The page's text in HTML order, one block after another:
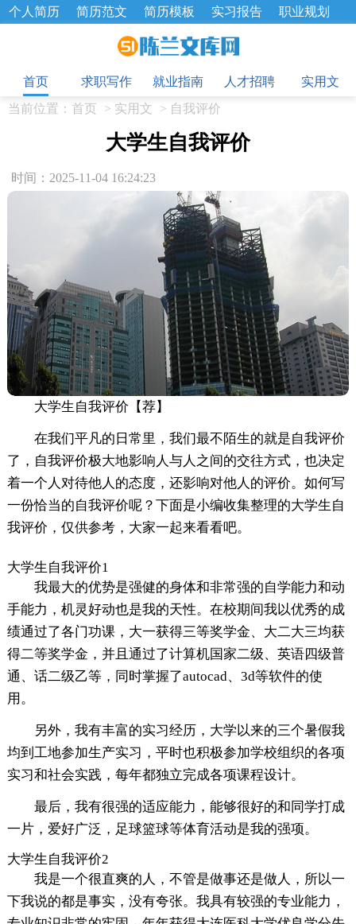
个人简历 简历范文 简历模板 实习报告
职业规划
招聘选拔 绩效考核 企业文化
工作总结
辞职报告
首页
求职写作 就业指南 人才招聘
实用文
当前位置： 首页 > 实用文 > 自我评价
大学生自我评价
时间：2025-11-04 16:24:23
大学生自我评价【荐】
在我们平凡的日常里，我们最不陌生的就是自我评价
了，自我评价极大地影响人与人之间的交往方式，也决定
着一个人对待他人的态度，还影响对他人的评价。如何写
一份恰当的自我评价呢？下面是小编收集整理的大学生自
我评价，仅供参考，大家一起来看看吧。
大学生自我评价1
我最大的优势是强健的身体和非常强的自学能力和动
手能力，机灵好动也是我的天性。在校期间我以优秀的成
绩通过了各门功课，大一获得三等奖学金、大二大三均获
得二等奖学金，并且通过了计算机国家二级、英语四级普
通、话二级乙等，同时掌握了autocad、3d等软件的使
用。
另外，我有丰富的实习经历，大学以来的三个暑假我
均到工地参加生产实习，平时也积极参加学校组织的各项
实习和社会实践，每年都独立完成各项课程设计。
最后，我有很强的适应能力，能够很好的和同学打成
一片，爱好广泛，足球篮球等体育活动是我的强项。
大学生自我评价2
我是一个很直爽的人，不管是做事还是做人，所以一
下我说的都是事实，没有夸张。我具有较强的专业能力，